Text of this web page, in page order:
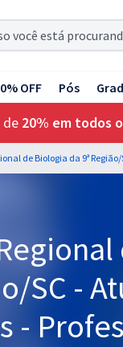
OFF Pós
de 20% em todos
SC -
-